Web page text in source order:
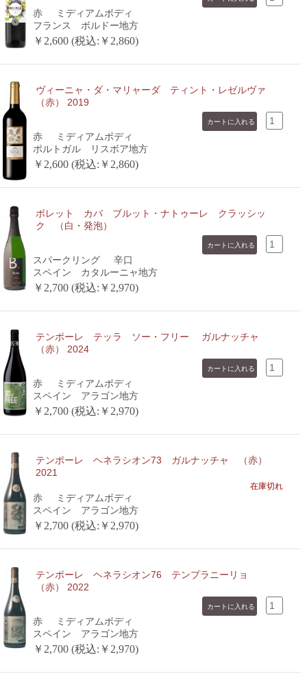
赤
ミディアムボディ
フランス ボルドー地方
￥2,600 (税込:￥2,860)
ヴィーニャ・ダ・マリャーダ ティント・レゼルヴァ
（赤） 2019
赤
ミディアムボディ
ポルトガル リスボア地方
￥2,600 (税込:￥2,860)
ボレット カバ ブルット・ナトゥーレ クラッシッ
ク （白・発泡）
スパークリング
辛口
スペイン カタルーニャ地方
￥2,700 (税込:￥2,970)
テンポーレ テッラ ソー・フリー ガルナッチャ
（赤） 2024
赤
ミディアムボディ
スペイン アラゴン地方
￥2,700 (税込:￥2,970)
テンポーレ ヘネラシオン73 ガルナッチャ （赤）
2021
在庫切れ
赤
ミディアムボディ
スペイン アラゴン地方
￥2,700 (税込:￥2,970)
テンポーレ ヘネラシオン76 テンプラニーリョ
（赤） 2022
赤
ミディアムボディ
スペイン アラゴン地方
￥2,700 (税込:￥2,970)